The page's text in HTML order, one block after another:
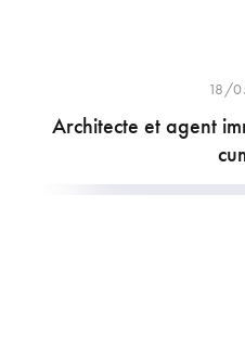
18/
Architecte et agent